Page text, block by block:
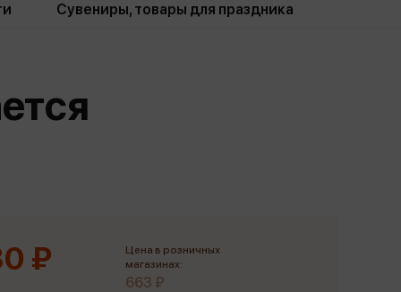
Сувениры, товары для праздника
₽
Цена в розничных
магазинах:
663 ₽